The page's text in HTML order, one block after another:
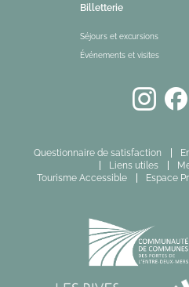
Billetterie
Séjours et excursions
Événements et visites
Questionnaire de satisfaction
Liens utiles
Tourisme Accessible
Espace